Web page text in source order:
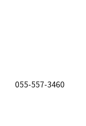
055-557-3460